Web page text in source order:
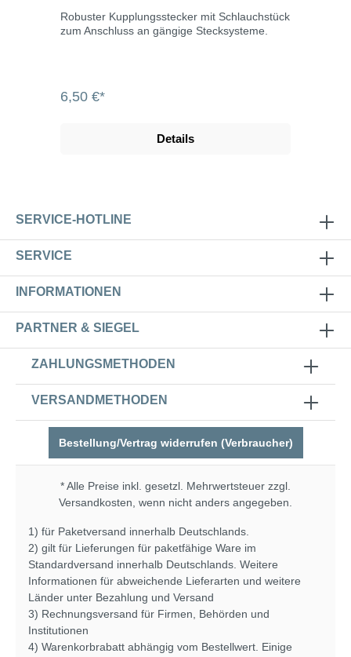
Robuster Kupplungsstecker mit Schlauchstück
zum Anschluss an gängige Stecksysteme.
6,50 €*
Details
SERVICE-HOTLINE
SERVICE
INFORMATIONEN
PARTNER & SIEGEL
ZAHLUNGSMETHODEN
VERSANDMETHODEN
Bestellung/Vertrag widerrufen (Verbraucher)
* Alle Preise inkl. gesetzl. Mehrwertsteuer zzgl.
Versandkosten , wenn nicht anders angegeben.
1) für Paketversand innerhalb Deutschlands.
2) gilt für Lieferungen für paketfähige Ware im
Standardversand innerhalb Deutschlands. Weitere
Informationen für abweichende Lieferarten und weitere
Länder unter Bezahlung und Versand
3) Rechnungsversand für Firmen, Behörden und
Institutionen
4) Warenkorbrabatt abhängig vom Bestellwert. Einige